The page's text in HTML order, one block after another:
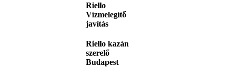
Riello
Vízmelegítő
javítás
Riello kazán
szerelő
Budapest